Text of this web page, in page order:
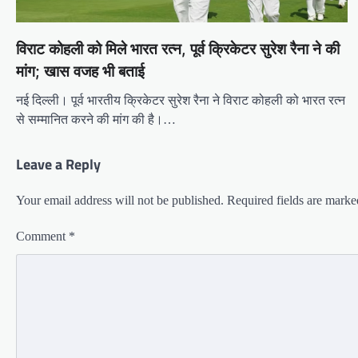
विराट कोहली को मिले भारत रत्न, पूर्व क्रिकेटर सुरेश रैना ने की
मांग; खास वजह भी बताई
नई दिल्ली। पूर्व भारतीय क्रिकेटर सुरेश रैना ने विराट कोहली को भारत रत्न
से सम्मानित करने की मांग की है।…
Leave a Reply
Your email address will not be published. Required fields are
Comment *